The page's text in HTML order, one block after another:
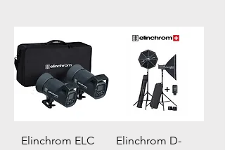
Elinchrom ELC
Elinchrom D-